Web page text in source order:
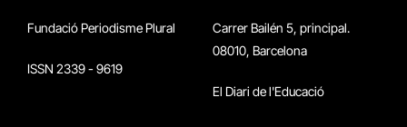
Fundació Periodisme Plural
ISSN 2339 - 9619
Carrer Bailén 5, principal.
08010, Barcelona
El Diari de l'Educació